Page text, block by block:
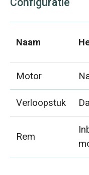
Naam
Motor
Verloopstuk
Rem